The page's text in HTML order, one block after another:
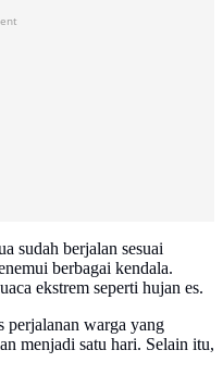
sudah berjalan sesuai
berbagai kendala.
ekstrem seperti hujan es.
perjalanan warga yang
menjadi satu hari. Selain itu,